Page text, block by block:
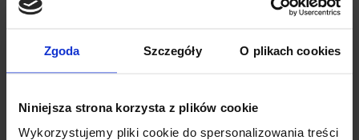
Zgoda Szczegóły O plikach cookies
Niniejsza strona korzysta z plików cookie
Wykorzystujemy pliki cookie do spersonalizowania treści
Rolka ładunkowa długości 60 cm wraz z zestawem mocującym
265.00 zł